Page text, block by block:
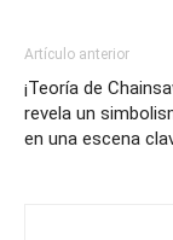
Artículo anterior
¡Teoría de
revela un
en una escena